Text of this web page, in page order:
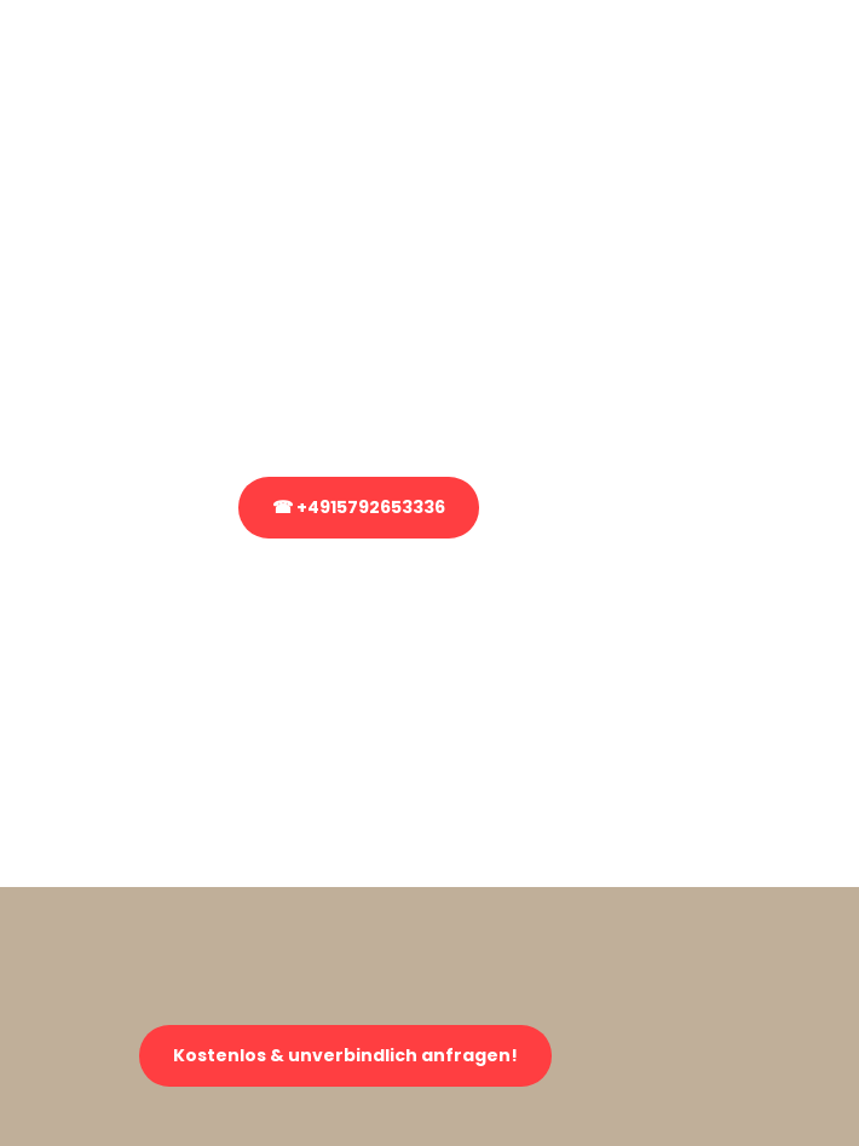
☎ +4915792653336
Kostenlos & unverbindlich anfragen!